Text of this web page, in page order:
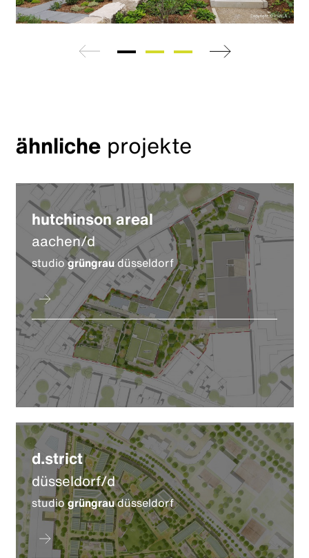
zurück weiter
ähnlicheprojekte
hutchinson areal
aachen/d
studiogrüngraudüsseldorf
d.strict
düsseldorf/d
studiogrüngraudüsseldorf